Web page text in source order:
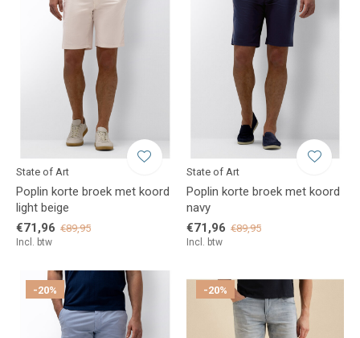
State of Art
Poplin korte broek met koord
light beige
€71,96 €89,95
Incl. btw
State of Art
Poplin korte broek met koord
navy
€71,96 €89,95
Incl. btw
-20% -20%